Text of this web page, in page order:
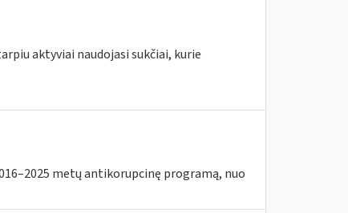
aktyviai naudojasi sukčiai, kurie
metų antikorupcinę programą, nuo